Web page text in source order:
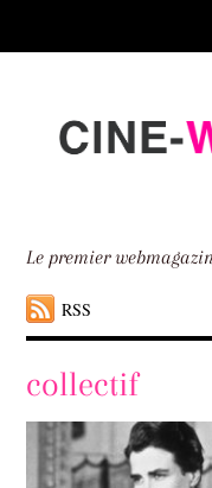
down
Le premier
RSS
collectif